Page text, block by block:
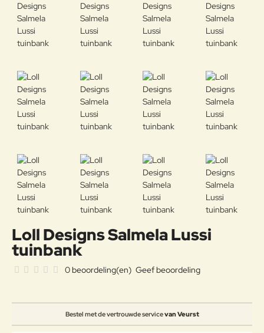
Loll Designs Salmela Lussi
tuinbank
Bestel met de vertrouwde servicevan Veurst
0 beoordeling(en) Geef beoordeling